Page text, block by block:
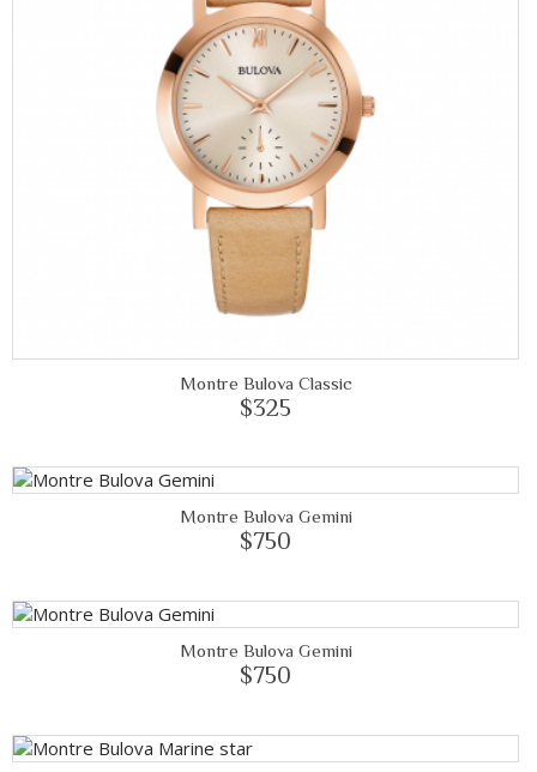
Montre Bulova Classic
$325
Montre Bulova Gemini
$750
Montre Bulova Gemini
$750